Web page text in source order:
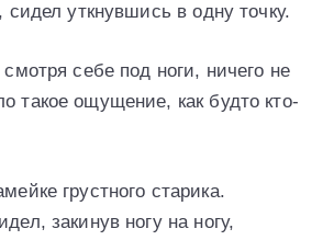
уткнувшись в одну точку.
себе под ноги, ничего не
такое ощущение, как будто кто-
грустного старика.
закинув ногу на ногу,